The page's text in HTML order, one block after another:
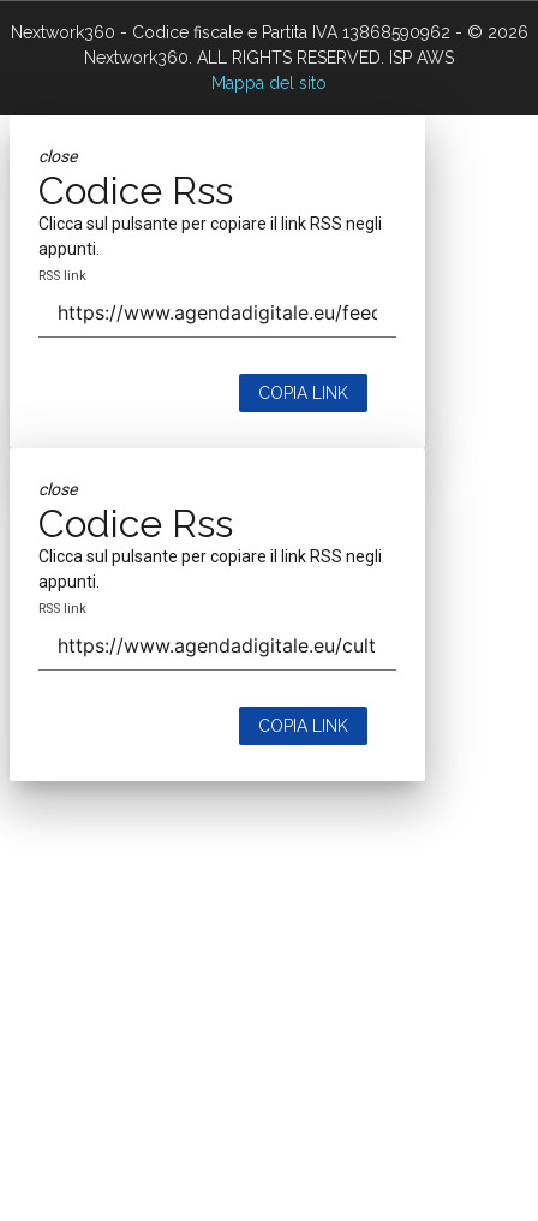
Nextwork360 - Codice fiscale e Partita IVA 13868590962 - © 2026
Nextwork360. ALL RIGHTS RESERVED. ISP AWS
Mappa del sito
close
Codice Rss
Clicca sul pulsante per copiare il link RSS negli
appunti.
RSS link
COPIA LINK
close
Codice Rss
Clicca sul pulsante per copiare il link RSS negli
appunti.
RSS link
COPIA LINK